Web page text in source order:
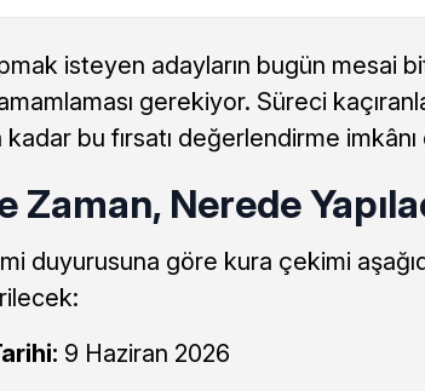
isteyen adayların bugün mesai
gerekiyor. Süreci
kadar bu fırsatı değerlendirme
Zaman, Nerede
duyurusuna göre kura çekimi
9 Haziran 2026